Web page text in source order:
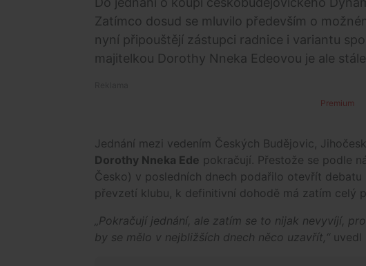
Zatímco dosud se mluvilo především o
nyní připouštějí zástupci radnice i variantu
majitelkou Dorothy Nneka Edeovou je ale
Premium
Jednání mezi vedením Českých Budějovic,
Dorothy Nneka Ede pokračují. Přestože se podle
Česko) v posledních dnech podařilo otevřít
převzetí klubu, k definitivní dohodě má zatím celý
„Pokračují jednání, ale zatím se to nijak nevyvíjí,
by se mělo v nejbližších dnech něco uzavřít,“ uvedl